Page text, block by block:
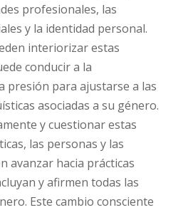
profesionales, las
y la identidad personal.
interiorizar estas
conducir a la
presión para ajustarse a las
asociadas a su género.
y cuestionar estas
las personas y las
avanzar hacia prácticas
y afirmen todas las
Este cambio consciente